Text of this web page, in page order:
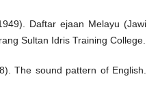
Daftar ejaan Melayu (Jawi
Sultan Idris Training College.
The sound pattern of English.